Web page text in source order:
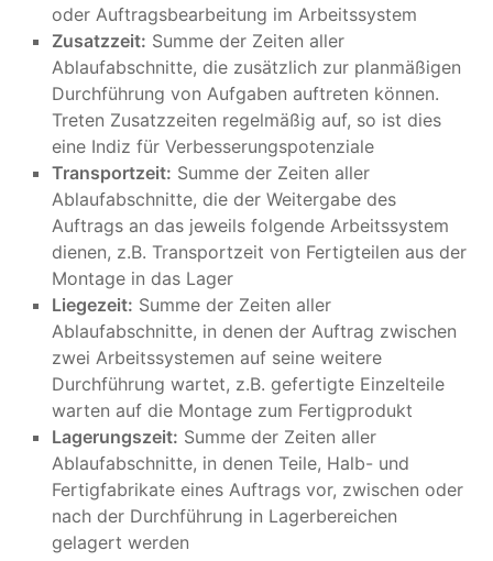
oder Auftragsbearbeitung im Arbeitssystem
Zusatzzeit: Summe der Zeiten aller
Ablaufabschnitte, die zusätzlich zur planmäßigen
Durchführung von Aufgaben auftreten können.
Treten Zusatzzeiten regelmäßig auf, so ist dies
eine Indiz für Verbesserungspotenziale
Transportzeit: Summe der Zeiten aller
Ablaufabschnitte, die der Weitergabe des
Auftrags an das jeweils folgende Arbeitssystem
dienen, z.B. Transportzeit von Fertigteilen aus der
Montage in das Lager
Liegezeit: Summe der Zeiten aller
Ablaufabschnitte, in denen der Auftrag zwischen
zwei Arbeitssystemen auf seine weitere
Durchführung wartet, z.B. gefertigte Einzelteile
warten auf die Montage zum Fertigprodukt
Lagerungszeit: Summe der Zeiten aller
Ablaufabschnitte, in denen Teile, Halb- und
Fertigfabrikate eines Auftrags vor, zwischen oder
nach der Durchführung in Lagerbereichen
gelagert werden